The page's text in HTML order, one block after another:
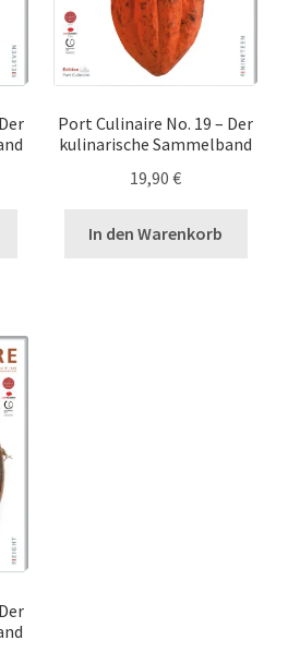
Port Culinaire No. 19 – Der
kulinarische Sammelband
19,90€
In den Warenkorb